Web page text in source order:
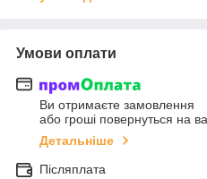
Умови оплати
Ви отримаєте замовлення
або гроші повернуться на
Детальніше
Післяплата